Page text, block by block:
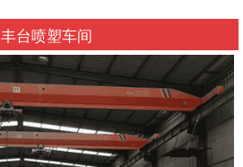
丰台喷塑车间